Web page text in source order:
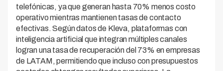
telefónicas, ya que generan hasta 70% menos costo
operativo mientras mantienen tasas de contacto
efectivas. Según datos de Kleva, plataformas con
inteligencia artificial que integran múltiples canales
logran una tasa de recuperación del 73% en empresas
de LATAM, permitiendo que incluso con presupuestos